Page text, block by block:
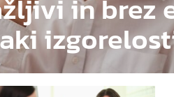
in brez